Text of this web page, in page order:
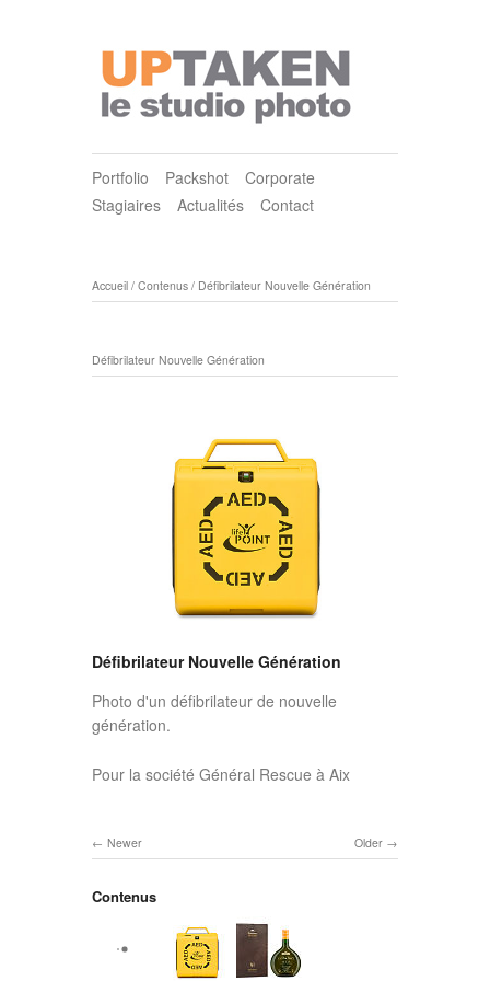
Portfolio Packshot
Corporate
Stagiaires
Actualités Contact
Accueil / Contenus / Défibrilateur Nouvelle Génération
Défibrilateur Nouvelle Génération
Défibrilateur Nouvelle Génération
Photo d'un défibrilateur de nouvelle
génération.
Pour la société Général Rescue à Aix
Older
Newer
Contenus